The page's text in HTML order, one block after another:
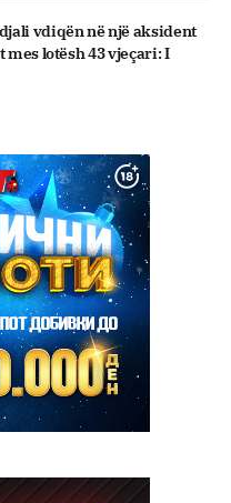
vdiqën në një aksident
lotësh 43 vjeçari: I